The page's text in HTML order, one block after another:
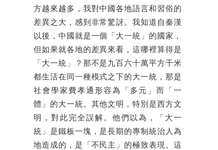
方越來越多，我對中國各地語言和習俗的
差異之大，感到非常驚訝。我知道自秦漢
以後，中國就是一個「大一統」的國家，
但如果就各地的差異來看，這哪裡算得是
「大一統」？那不是九百六十萬平方千米
都生活在同一種模式之下的大一統，那是
社會學家費孝通形容為「多元」而「一
體」的大一統。其他文明，特別是西方文
明，對此完全誤解。他們以為，「大一
統」是鐵板一塊，是長期的專制統治人為
地造成的，是「不民主」的極致表現。這